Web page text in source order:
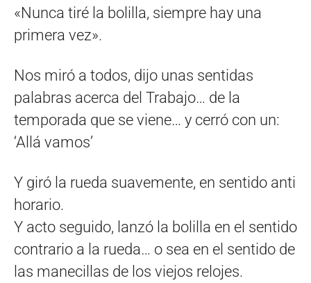
«Nunca tiré la bolilla, siempre hay una
primera vez».
Nos miró a todos, dijo unas sentidas
palabras acerca del Trabajo… de la
temporada que se viene… y cerró con un:
‘Allá vamos’
Y giró la rueda suavemente, en sentido anti
horario.
Y acto seguido, lanzó la bolilla en el sentido
contrario a la rueda… o sea en el sentido de
las manecillas de los viejos relojes.